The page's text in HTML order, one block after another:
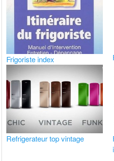
Frigoriste index
Refrigerateur top vintage